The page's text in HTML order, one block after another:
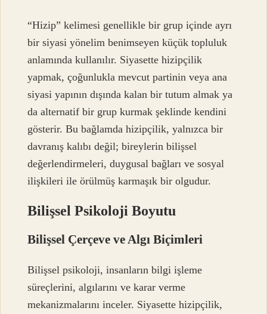
“Hizip” kelimesi genellikle bir grup içinde ayrı
bir siyasi yönelim benimseyen küçük topluluk
anlamında kullanılır. Siyasette hizipçilik
yapmak, çoğunlukla mevcut partinin veya ana
siyasi yapının dışında kalan bir tutum almak ya
da alternatif bir grup kurmak şeklinde kendini
gösterir. Bu bağlamda hizipçilik, yalnızca bir
davranış kalıbı değil; bireylerin bilişsel
değerlendirmeleri, duygusal bağları ve sosyal
ilişkileri ile örülmüş karmaşık bir olgudur.
Bilişsel Psikoloji Boyutu
Bilişsel Çerçeve ve Algı Biçimleri
Bilişsel psikoloji, insanların bilgi işleme
süreçlerini, algılarını ve karar verme
mekanizmalarını inceler. Siyasette hizipçilik,